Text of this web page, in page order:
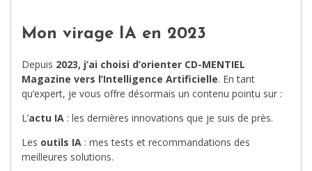
Mon virage IA en 2023
Depuis 2023, j’ai choisi d’orienter CD-MENTIEL
Magazine vers l’Intelligence Artificielle. En tant
qu’expert, je vous offre désormais un contenu pointu sur :
L’actu IA : les dernières innovations que je suis de près.
Les outils IA : mes tests et recommandations des
meilleures solutions.